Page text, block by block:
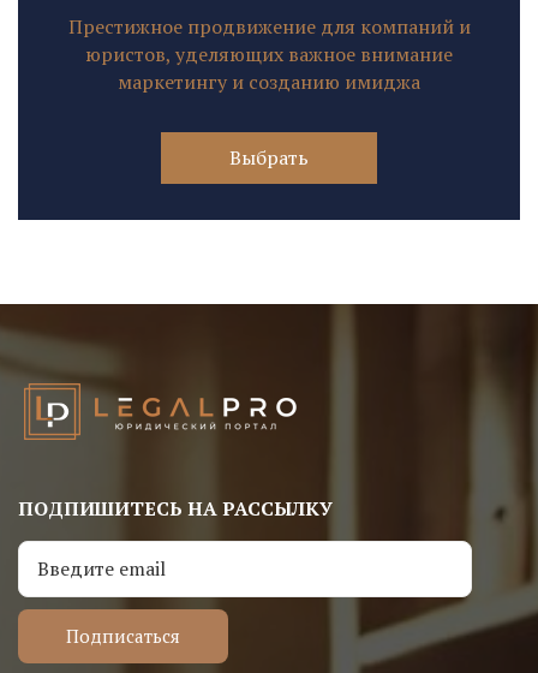
Престижное продвижение для компаний и
юристов, уделяющих важное внимание
маркетингу и созданию имиджа
Выбрать
ПОДПИШИТЕСЬ НА РАССЫЛКУ